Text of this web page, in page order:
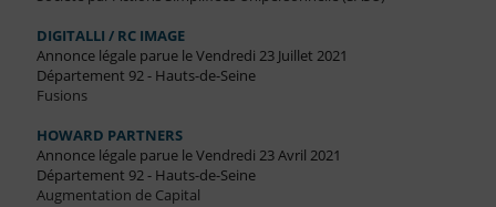
DIGITALLI / RC IMAGE
Annonce légale parue le Vendredi 23 Juillet 2021
Département 92 - Hauts-de-Seine
Fusions
HOWARD PARTNERS
Annonce légale parue le Vendredi 23 Avril 2021
Département 92 - Hauts-de-Seine
Augmentation de Capital